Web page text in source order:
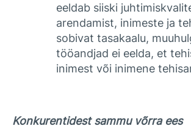
eeldab siiski
arendamist, inimeste ja
sobivat tasakaalu,
tööandjad ei eelda, et
inimest või inimene
Konkurentidest sammu võrra ees